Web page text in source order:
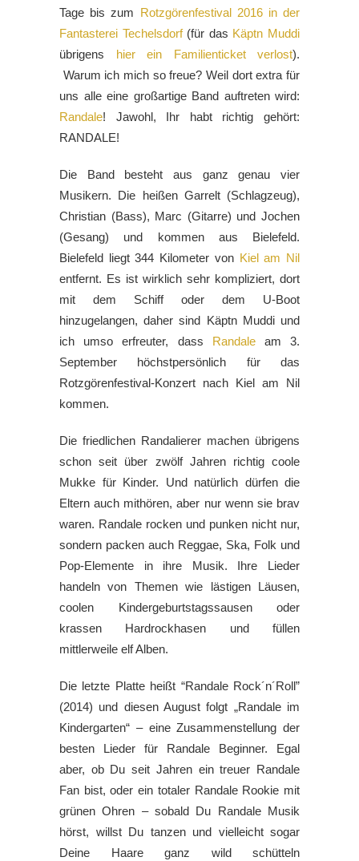
Tage bis zum Rotzgörenfestival 2016 in der
Fantasterei Techelsdorf (für das Käptn Muddi
übrigens hier ein Familienticket verlost).
Warum ich mich so freue? Weil dort extra für
uns alle eine großartige Band auftreten wird:
Randale! Jawohl, Ihr habt richtig gehört:
RANDALE!
Die Band besteht aus ganz genau vier
Musikern. Die heißen Garrelt (Schlagzeug),
Christian (Bass), Marc (Gitarre) und Jochen
(Gesang) und kommen aus Bielefeld.
Bielefeld liegt 344 Kilometer von Kiel am Nil
entfernt. Es ist wirklich sehr kompliziert, dort
mit dem Schiff oder dem U-Boot
hinzugelangen, daher sind Käptn Muddi und
ich umso erfreuter, dass Randaleam 3.
September höchstpersönlich für das
Rotzgörenfestival-Konzert nach Kiel am Nil
kommen.
Die friedlichen Randalierer machen übrigens
schon seit über zwölf Jahren richtig coole
Mukke für Kinder. Und natürlich dürfen die
Eltern auch mithören, aber nur wenn sie brav
waren. Randale rocken und punken nicht nur,
sondern packen auch Reggae, Ska, Folk und
Pop-Elemente in ihre Musik. Ihre Lieder
handeln von Themen wie lästigen Läusen,
coolen Kindergeburtstagssausen oder
krassen Hardrockhasen und füllen
mittlerweile elf Alben.
Die letzte Platte heißt “Randale Rock´n´Roll”
(2014) und diesen August folgt „Randale im
Kindergarten“ – eine Zusammenstellung der
besten Lieder für Randale Beginner. Egal
aber, ob Du seit Jahren ein treuer Randale
Fan bist, oder ein totaler Randale Rookie mit
grünen Ohren – sobald Du Randale Musik
hörst, willst Du tanzen und vielleicht sogar
Deine Haare ganz wild schütteln